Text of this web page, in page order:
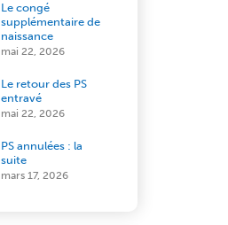
Le congé
supplémentaire de
naissance
mai 22, 2026
Le retour des PS
entravé
mai 22, 2026
PS annulées : la
suite
mars 17, 2026